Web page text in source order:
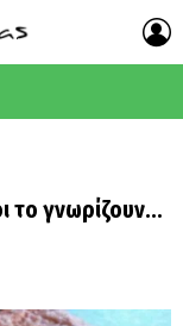
το γνωρίζουν…